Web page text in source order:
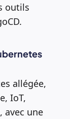
outils
allégée,
IoT,
avec une